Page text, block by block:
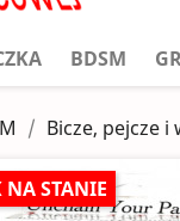
BDSM
Bicze, pejcze i
NA STANIE